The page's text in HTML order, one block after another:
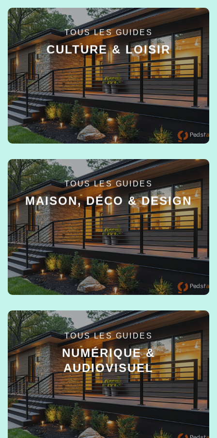
TOUS LES GUIDES
CULTURE & LOISIR
EN SAVOIR +
TOUS LES GUIDES
MAISON, DÉCO & DESIGN
EN SAVOIR +
TOUS LES GUIDES
NUMÉRIQUE &
AUDIOVISUEL
EN SAVOIR +